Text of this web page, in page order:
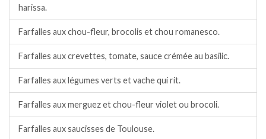
harissa.
Farfalles aux chou-fleur, brocolis et chou romanesco.
Farfalles aux crevettes, tomate, sauce crémée au basilic.
Farfalles aux légumes verts et vache qui rit.
Farfalles aux merguez et chou-fleur violet ou brocoli.
Farfalles aux saucisses de Toulouse.